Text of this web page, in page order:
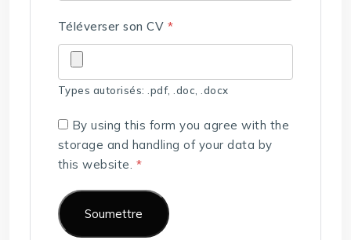
Téléverser son CV *
Types autorisés: .pdf, .doc, .docx
By using this form you agree with the
storage and handling of your data by
this website. *